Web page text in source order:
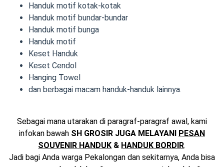
Handuk motif kotak-kotak
Handuk motif bundar-bundar
Handuk motif bunga
Handuk motif
Keset Handuk
Keset Cendol
Hanging Towel
dan berbagai macam handuk-handuk lainnya.
Sebagai mana utarakan di paragraf-paragraf awal, kami
infokan bawah SH GROSIR JUGA MELAYANI PESAN
SOUVENIR HANDUK & HANDUK BORDIR.
Jadi bagi Anda warga Pekalongan dan sekitarnya, Anda bisa